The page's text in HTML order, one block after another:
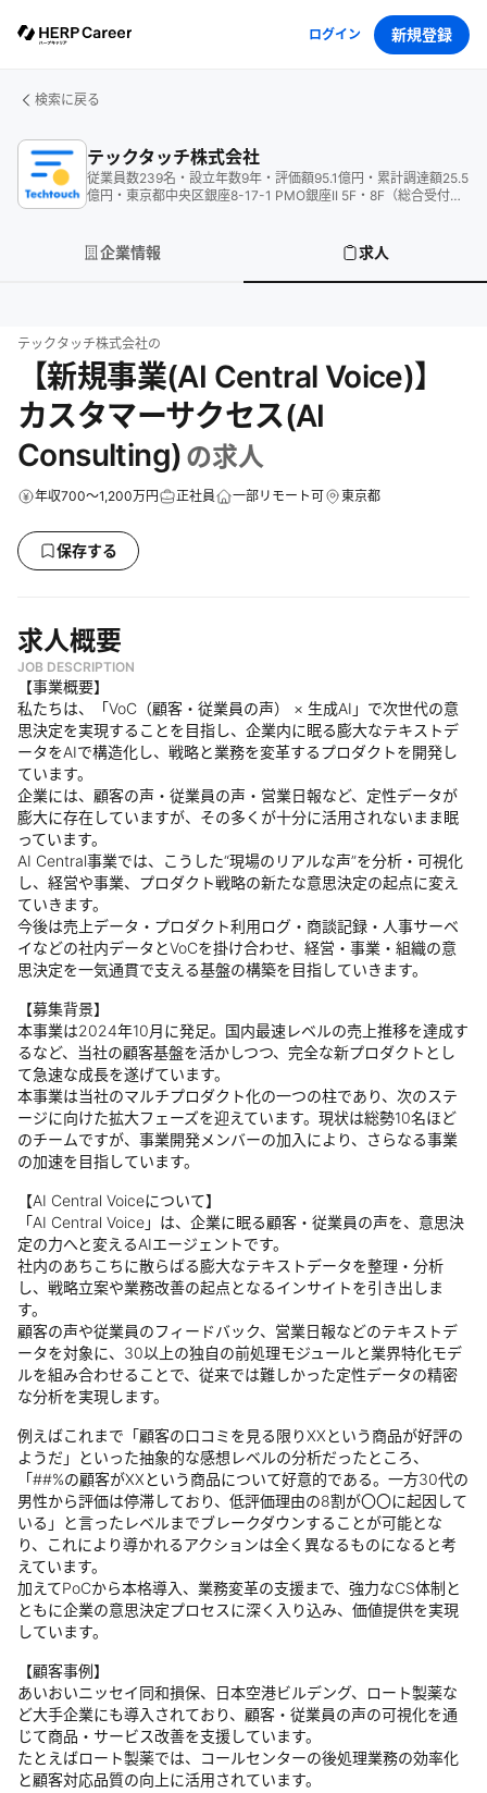
ログイン 新規登録
検索に戻る
テックタッチ株式会社
従業員数239名 ・ 設立年数9年 ・ 評価額95.1億円 ・ 累計調達額25.5
億円 ・ 東京都中央区銀座8-17-1 PMO銀座II 5F・8F（総合受付
企業情報 求人
テックタッチ株式会社の
【新規事業(AI Central Voice)】
カスタマーサクセス(AI
Consulting) の求人
年収700～1,200万円 正社員 一部リモート可 東京都
保存する
求人概要
JOB DESCRIPTION
【事業概要】
私たちは、「VoC（顧客・従業員の声） × 生成AI」で次世代の意
思決定を実現することを目指し、企業内に眠る膨大なテキストデ
ータをAIで構造化し、戦略と業務を変革するプロダクトを開発し
ています。
企業には、顧客の声・従業員の声・営業日報など、定性データが
膨大に存在していますが、その多くが十分に活用されないまま眠
っています。
AI Central事業では、こうした“現場のリアルな声”を分析・可視化
し、経営や事業、プロダクト戦略の新たな意思決定の起点に変え
ていきます。
今後は売上データ・プロダクト利用ログ・商談記録・人事サーベ
イなどの社内データとVoCを掛け合わせ、経営・事業・組織の意
思決定を一気通貫で支える基盤の構築を目指していきます。
【募集背景】
本事業は2024年10月に発足。国内最速レベルの売上推移を達成す
るなど、当社の顧客基盤を活かしつつ、完全な新プロダクトとし
て急速な成長を遂げています。
本事業は当社のマルチプロダクト化の一つの柱であり、次のステ
ージに向けた拡大フェーズを迎えています。現状は総勢10名ほど
のチームですが、事業開発メンバーの加入により、さらなる事業
の加速を目指しています。
【AI Central Voiceについて】
「AI Central Voice」は、企業に眠る顧客・従業員の声を、意思決
定の力へと変えるAIエージェントです。
社内のあちこちに散らばる膨大なテキストデータを整理・分析
し、戦略立案や業務改善の起点となるインサイトを引き出しま
す。
顧客の声や従業員のフィードバック、営業日報などのテキストデ
ータを対象に、30以上の独自の前処理モジュールと業界特化モデ
ルを組み合わせることで、従来では難しかった定性データの精密
な分析を実現します。
例えばこれまで「顧客の口コミを見る限りXXという商品が好評の
ようだ」といった抽象的な感想レベルの分析だったところ、
「##%の顧客がXXという商品について好意的である。一方30代の
男性から評価は停滞しており、低評価理由の8割が〇〇に起因して
いる」と言ったレベルまでブレークダウンすることが可能とな
り、これにより導かれるアクションは全く異なるものになると考
えています。
加えてPoCから本格導入、業務変革の支援まで、強力なCS体制と
ともに企業の意思決定プロセスに深く入り込み、価値提供を実現
しています。
【顧客事例】
あいおいニッセイ同和損保、日本空港ビルデング、ロート製薬な
ど大手企業にも導入されており、顧客・従業員の声の可視化を通
じて商品・サービス改善を支援しています。
たとえばロート製薬では、コールセンターの後処理業務の効率化
と顧客対応品質の向上に活用されています。